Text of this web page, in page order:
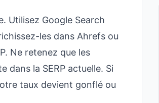
Utilisez Google Search
les dans Ahrefs ou
Ne retenez que les
la SERP actuelle. Si
taux devient gonflé ou